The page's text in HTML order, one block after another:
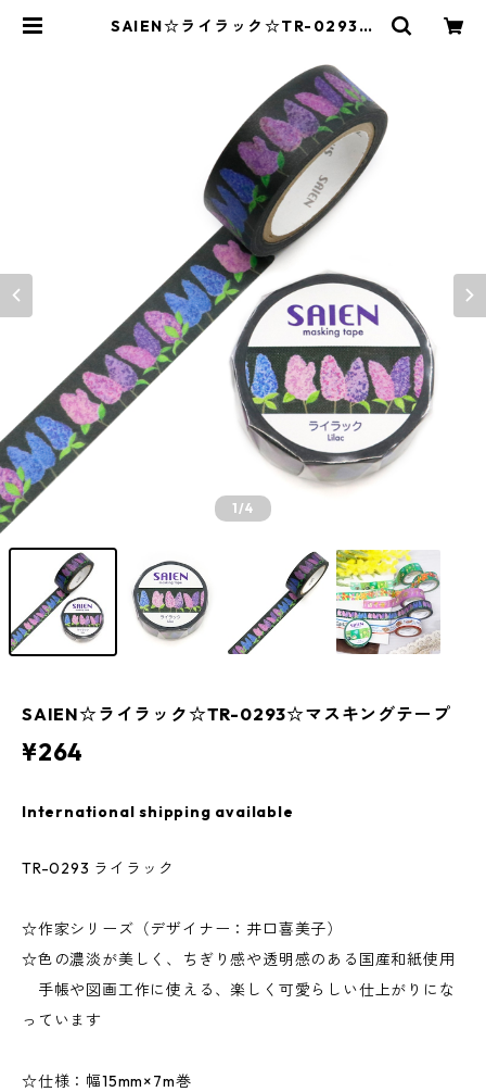
SAIEN☆ライラック☆TR-0293☆
1/4
SAIEN☆ライラック☆TR-0293☆マスキングテープ
¥264
International shipping available
TR-0293 ライラック
☆作家シリーズ（デザイナー：井口喜美子）
☆色の濃淡が美しく、ちぎり感や透明感のある国産和紙使用
手帳や図画工作に使える、楽しく可愛らしい仕上がりにな
っています
☆仕様：幅15mm×7m巻